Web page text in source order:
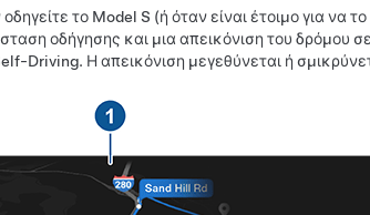
το Model S (ή όταν είναι έτοιμο για να
οδήγησης και μια απεικόνιση του δρόμου
Driving. Η απεικόνιση μεγεθύνεται ή